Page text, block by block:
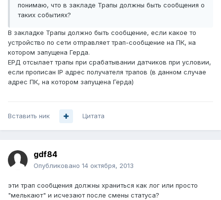
понимаю, что в закладе Трапы должны быть сообщения о
таких событиях?
В закладке Трапы должно быть сообщение, если какое то
устройство по сети отправляет трап-сообщение на ПК, на
котором запущена Герда.
ЕРД отсылает трапы при срабатывании датчиков при условии,
если прописан IP адрес получателя трапов (в данном случае
адрес ПК, на котором запущена Герда)
Вставить ник Цитата
gdf84
Опубликовано 14 октября, 2013
эти трап сообщения должны храниться как лог или просто
"мелькают" и исчезают после смены статуса?